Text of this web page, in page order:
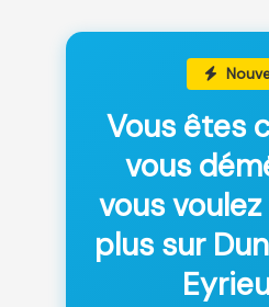
Vous êtes
vous
vous
plus sur